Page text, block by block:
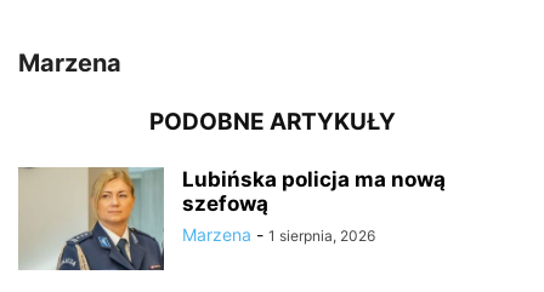
Marzena
PODOBNE ARTYKUŁY
Lubińska policja ma nową
szefową
Marzena - 1 sierpnia, 2026